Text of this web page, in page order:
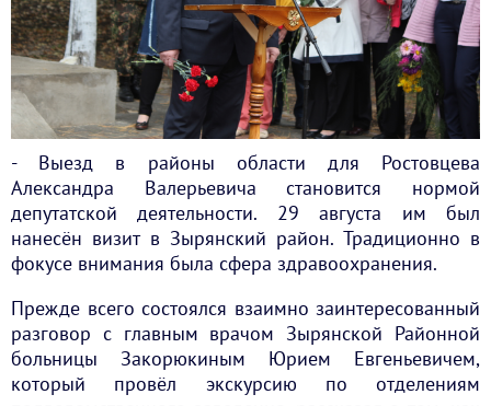
- Выезд в районы области для Ростовцева
Александра Валерьевича становится нормой
депутатской деятельности. 29 августа им был
нанесён визит в Зырянский район. Традиционно в
фокусе внимания была сфера здравоохранения.
Прежде всего состоялся взаимно заинтересованный
разговор с главным врачом Зырянской Районной
больницы Закорюкиным Юрием Евгеньевичем,
который провёл экскурсию по отделениям